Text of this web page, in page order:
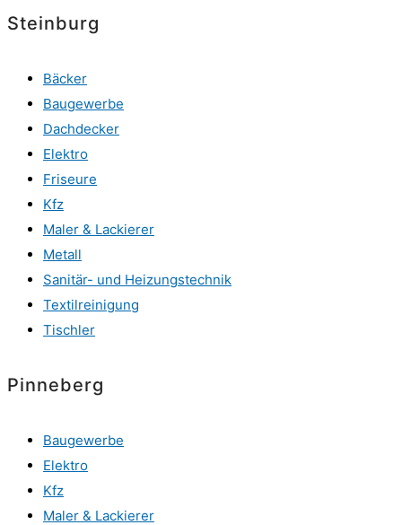
Steinburg
Bäcker
Baugewerbe
Dachdecker
Elektro
Friseure
Kfz
Maler & Lackierer
Metall
Sanitär- und Heizungstechnik
Textilreinigung
Tischler
Pinneberg
Baugewerbe
Elektro
Kfz
Maler & Lackierer